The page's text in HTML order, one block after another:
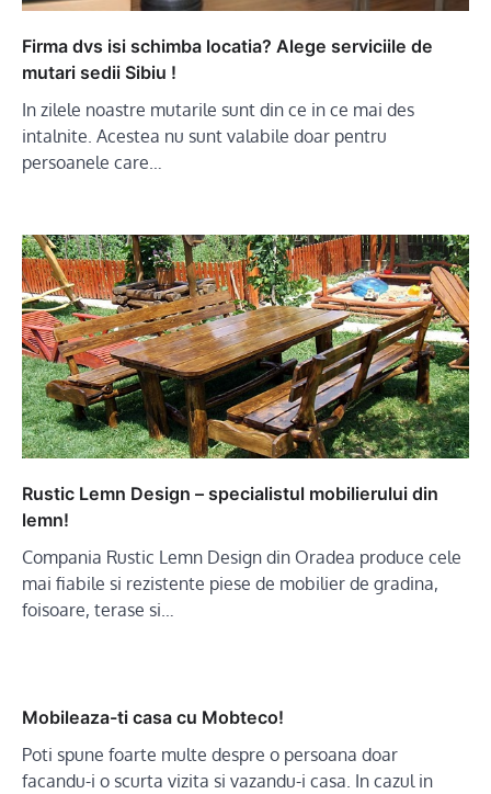
Firma dvs isi schimba locatia? Alege serviciile de
mutari sedii Sibiu !
In zilele noastre mutarile sunt din ce in ce mai des
intalnite. Acestea nu sunt valabile doar pentru
persoanele care…
Rustic Lemn Design – specialistul mobilierului din
lemn!
Compania Rustic Lemn Design din Oradea produce cele
mai fiabile si rezistente piese de mobilier de gradina,
foisoare, terase si…
Mobileaza-ti casa cu Mobteco!
Poti spune foarte multe despre o persoana doar
facandu-i o scurta vizita si vazandu-i casa. In cazul in